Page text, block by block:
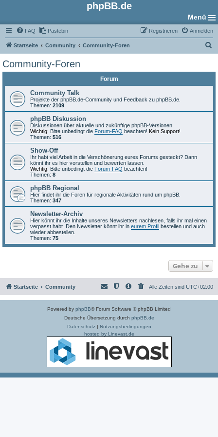
phpBB.de
Menü
FAQ Pastebin Anmelden
Registrieren
Startseite Community Community-Foren
Community-Foren
Forum
Community Talk
Projekte der phpBB.de-Community und Feedback zu phpBB.de.
Themen: 2109
phpBB Diskussion
Diskussionen über aktuelle und zukünftige phpBB-Versionen.
Wichtig: Bitte unbedingt die Forum-FAQ beachten! Kein Support!
Themen: 516
Show-Off
Ihr habt viel Arbeit in die Verschönerung eures Forums gesteckt? Dann
könnt ihr es hier vorstellen und bewerten lassen.
Wichtig: Bitte unbedingt die Forum-FAQ beachten!
Themen: 8
phpBB Regional
Hier findet ihr die Foren für regionale Aktivitäten rund um phpBB.
Themen: 347
Newsletter-Archiv
Hier könnt ihr die Inhalte unseres Newsletters nachlesen, falls ihr mal einen
verpasst habt. Den Newsletter könnt ihr in eurem Profil bestellen und auch
wieder abbestellen.
Themen: 75
Gehe zu
Startseite Community Alle Zeiten sind UTC+02:00
Powered by phpBB® Forum Software © phpBB Limited
Deutsche Übersetzung durch phpBB.de
Datenschutz| Nutzungsbedingungen
hosted by Linevast.de